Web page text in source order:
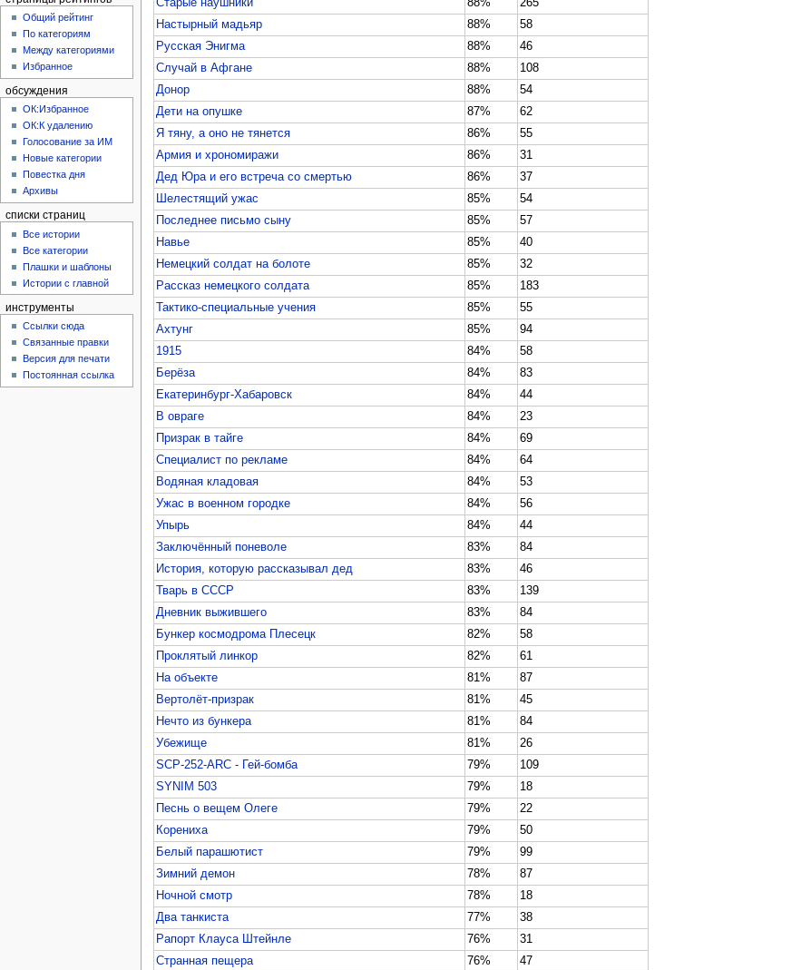
Настырный мадьяр
88%
58
Русская Энигма
88%
46
Случай в Афгане
88%
108
Донор
88%
54
Дети на опушке
87%
62
Я тяну, а оно не тянется
86%
55
Армия и хрономиражи
86%
31
Дед Юра и его встреча со смертью
86%
37
Шелестящий ужас
85%
54
Последнее письмо сыну
85%
57
Навье
85%
40
Немецкий солдат на болоте
85%
32
Рассказ немецкого солдата
85%
183
Тактико-специальные учения
85%
55
Ахтунг
85%
94
1915
84%
58
Берёза
84%
83
Екатеринбург-Хабаровск
84%
44
В овраге
84%
23
Призрак в тайге
84%
69
Специалист по рекламе
84%
64
Водяная кладовая
84%
53
Ужас в военном городке
84%
56
Упырь
84%
44
Заключённый поневоле
83%
84
История, которую рассказывал дед
83%
46
Тварь в СССР
83%
139
Дневник выжившего
83%
84
Бункер космодрома Плесецк
82%
58
Проклятый линкор
82%
61
На объекте
81%
87
Вертолёт-призрак
81%
45
Нечто из бункера
81%
84
Убежище
81%
26
SCP-252-ARC - Гей-бомба
79%
109
SYNIM 503
79%
18
Песнь о вещем Олеге
79%
22
Корениха
79%
50
Белый парашютист
79%
99
Зимний демон
78%
87
Ночной смотр
78%
18
Два танкиста
77%
38
Рапорт Клауса Штейнле
76%
31
Странная пещера
76%
47
Общий рейтинг
По категориям
Между категориями
Избранное
обсуждения
ОК:Избранное
ОК:К удалению
Голосование за ИМ
Новые категории
Повестка дня
Архивы
списки страниц
Все истории
Все категории
Плашки и шаблоны
Истории с главной
инструменты
Ссылки сюда
Связанные правки
Версия для печати
Постоянная ссылка